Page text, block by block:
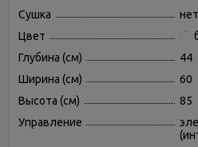
Сушка
нет
Цвет
Глубина (см)
44
Ширина (см)
60
Высота (см)
85
Управление